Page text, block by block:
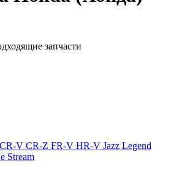
запчасти
CR-V CR-Z FR-V HR-V Jazz Legend
Stream